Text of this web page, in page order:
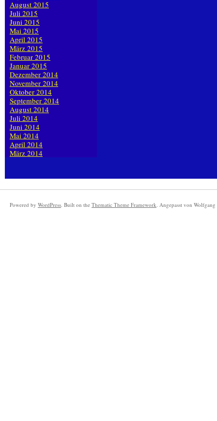
August 2015
Juli 2015
Juni 2015
Mai 2015
April 2015
März 2015
Februar 2015
Januar 2015
Dezember 2014
November 2014
Oktober 2014
September 2014
August 2014
Juli 2014
Juni 2014
Mai 2014
April 2014
März 2014
Powered by WordPress. Built on the Thematic Theme Framework. Angepasst von